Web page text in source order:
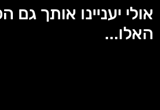
אולי יעניינו אותך גם
האלו...